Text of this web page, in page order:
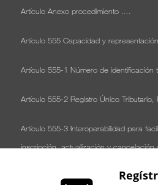
Artículo Anexo procedimiento ....
Artículo 555 Capacidad y
Artículo 555-1 Número de identificación
Artículo 555-2 Registro Único Tributario,
Artículo 555-3 Interoperabilidad para
inscripción, actualización y cancelación